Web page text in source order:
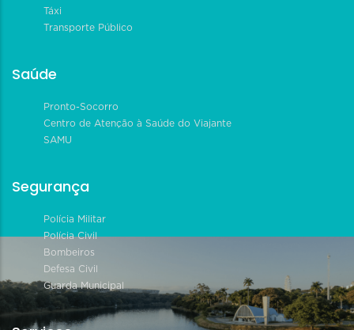
Táxi
Transporte Público
Saúde
Pronto-Socorro
Centro de Atenção à Saúde do Viajante
SAMU
Segurança
Polícia Militar
Polícia Civil
Bombeiros
Defesa Civil
Guarda Municipal